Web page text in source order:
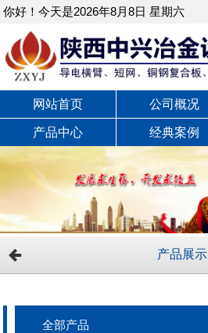
你好！今天是2026年8月8日 星期六
网站首页 公司概况
产品中心 经典案例
产品展示
全部产品